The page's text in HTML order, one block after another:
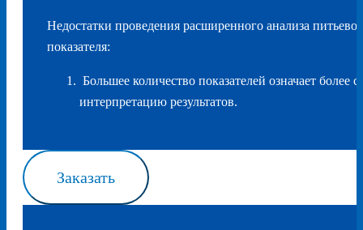
Недостатки проведения расширенного анализа
показателя:
Большее количество показателей означает более
интерпретацию результатов.
Заказать